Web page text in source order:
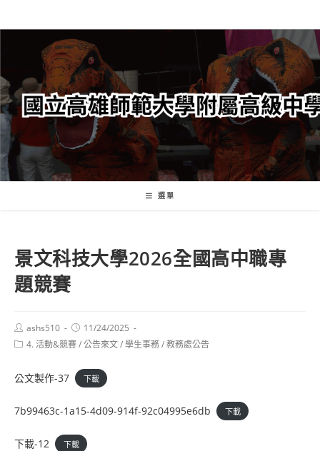
轉
要
內
容
選單
景文科技大學2026全國高中職專
題競賽
Post
author:
ashs510
Post
published:
11/24/2025
Post4. 活動&競賽/公告來文/學生事務/教務處公告
公文製作-37 下載
7b99463c-1a15-4d09-914f-92c04995e6db 下載
下載-12 下載